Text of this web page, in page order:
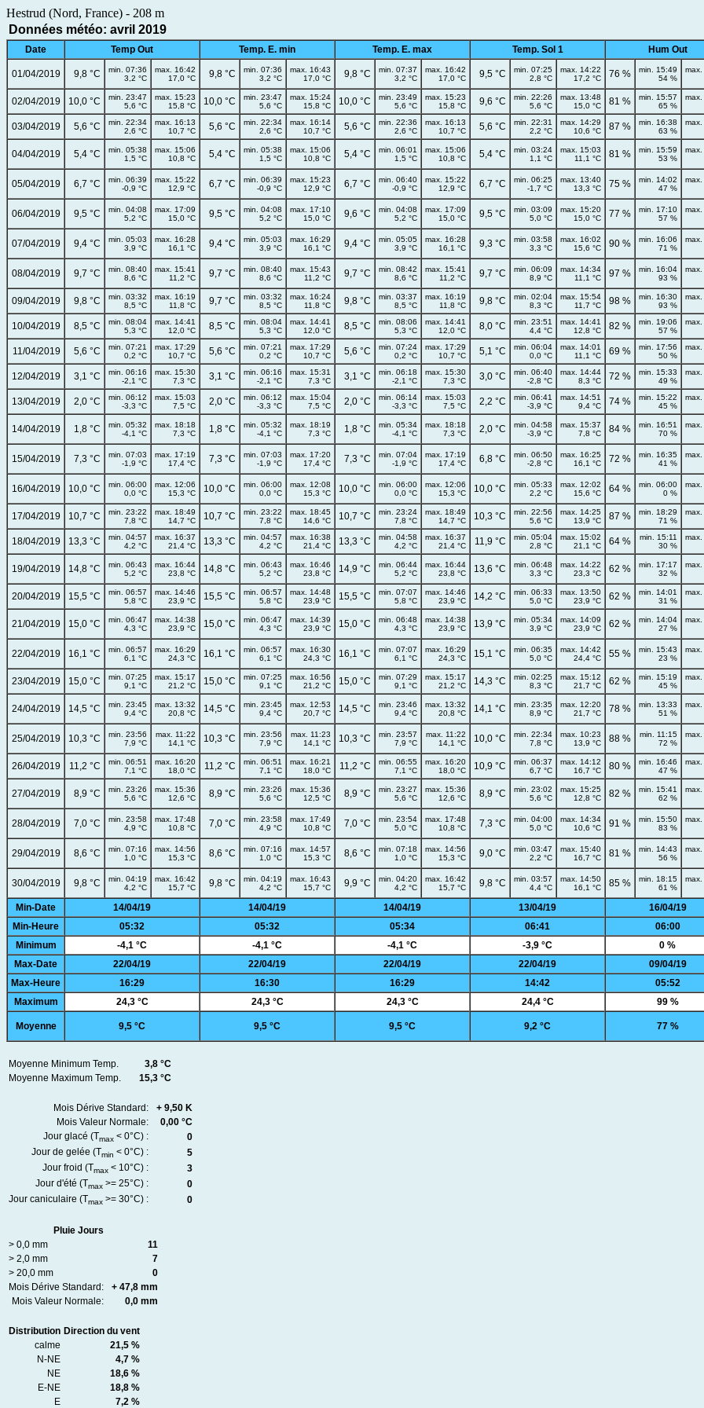
Hestrud (Nord, France) - 208 m
Données météo: avril 2019
Date Temp Out Temp. E. min Temp. E. max Temp. Sol 1 Hum Out
01/04/2019 9,8 °C
min. 07:36
3,2 °C
max. 16:42
17,0 °C
9,8 °C
min. 07:36
3,2 °C
max. 16:43
17,0 °C
9,8 °C
min. 07:37
3,2 °C
max. 16:42
17,0 °C
9,5 °C
min. 07:25
2,8 °C
max. 14:22
17,2 °C
76 %
min. 15:49
54 %
02/04/2019 10,0 °C
min. 23:47
5,6 °C
max. 15:23
15,8 °C
10,0 °C
min. 23:47
5,6 °C
max. 15:24
15,8 °C
10,0 °C
min. 23:49
5,6 °C
max. 15:23
15,8 °C
9,6 °C
min. 22:26
5,6 °C
max. 13:48
15,0 °C
81 %
min. 15:57
65 %
03/04/2019 5,6 °C
min. 22:34
2,6 °C
max. 16:13
10,7 °C
5,6 °C
min. 22:34
2,6 °C
max. 16:14
10,7 °C
5,6 °C
min. 22:36
2,6 °C
max. 16:13
10,7 °C
5,6 °C
min. 22:31
2,2 °C
max. 14:29
10,6 °C
87 %
min. 16:38
63 %
04/04/2019 5,4 °C
min. 05:38
1,5 °C
max. 15:06
10,8 °C
5,4 °C
min. 05:38
1,5 °C
max. 15:06
10,8 °C
5,4 °C
min. 06:01
1,5 °C
max. 15:06
10,8 °C
5,4 °C
min. 03:24
1,1 °C
max. 15:03
11,1 °C
81 %
min. 15:59
53 %
05/04/2019 6,7 °C
min. 06:39
-0,9 °C
max. 15:22
12,9 °C
6,7 °C
min. 06:39
-0,9 °C
max. 15:23
12,9 °C
6,7 °C
min. 06:40
-0,9 °C
max. 15:22
12,9 °C
6,7 °C
min. 06:25
-1,7 °C
max. 13:40
13,3 °C
75 %
min. 14:02
47 %
06/04/2019 9,5 °C
min. 04:08
5,2 °C
max. 17:09
15,0 °C
9,5 °C
min. 04:08
5,2 °C
max. 17:10
15,0 °C
9,6 °C
min. 04:08
5,2 °C
max. 17:09
15,0 °C
9,5 °C
min. 03:09
5,0 °C
max. 15:20
15,0 °C
77 %
min. 17:10
57 %
07/04/2019 9,4 °C
min. 05:03
3,9 °C
max. 16:28
16,1 °C
9,4 °C
min. 05:03
3,9 °C
max. 16:29
16,1 °C
9,4 °C
min. 05:05
3,9 °C
max. 16:28
16,1 °C
9,3 °C
min. 03:58
3,3 °C
max. 16:02
15,6 °C
90 %
min. 16:06
71 %
08/04/2019 9,7 °C
min. 08:40
8,6 °C
max. 15:41
11,2 °C
9,7 °C
min. 08:40
8,6 °C
max. 15:43
11,2 °C
9,7 °C
min. 08:42
8,6 °C
max. 15:41
11,2 °C
9,7 °C
min. 06:09
8,9 °C
max. 14:34
11,1 °C
97 %
min. 16:04
93 %
09/04/2019 9,8 °C
min. 03:32
8,5 °C
max. 16:19
11,8 °C
9,7 °C
min. 03:32
8,5 °C
max. 16:24
11,8 °C
9,8 °C
min. 03:37
8,5 °C
max. 16:19
11,8 °C
9,8 °C
min. 02:04
8,3 °C
max. 15:54
11,7 °C
98 %
min. 16:30
93 %
10/04/2019 8,5 °C
min. 08:04
5,3 °C
max. 14:41
12,0 °C
8,5 °C
min. 08:04
5,3 °C
max. 14:41
12,0 °C
8,5 °C
min. 08:06
5,3 °C
max. 14:41
12,0 °C
8,0 °C
min. 23:51
4,4 °C
max. 14:41
12,8 °C
82 %
min. 19:06
57 %
11/04/2019 5,6 °C
min. 07:21
0,2 °C
max. 17:29
10,7 °C
5,6 °C
min. 07:21
0,2 °C
max. 17:29
10,7 °C
5,6 °C
min. 07:24
0,2 °C
max. 17:29
10,7 °C
5,1 °C
min. 06:04
0,0 °C
max. 14:01
11,1 °C
69 %
min. 17:56
50 %
12/04/2019 3,1 °C
min. 06:16
-2,1 °C
max. 15:30
7,3 °C
3,1 °C
min. 06:16
-2,1 °C
max. 15:31
7,3 °C
3,1 °C
min. 06:18
-2,1 °C
max. 15:30
7,3 °C
3,0 °C
min. 06:40
-2,8 °C
max. 14:44
8,3 °C
72 %
min. 15:33
49 %
13/04/2019 2,0 °C
min. 06:12
-3,3 °C
max. 15:03
7,5 °C
2,0 °C
min. 06:12
-3,3 °C
max. 15:04
7,5 °C
2,0 °C
min. 06:14
-3,3 °C
max. 15:03
7,5 °C
2,2 °C
min. 06:41
-3,9 °C
max. 14:51
9,4 °C
74 %
min. 15:22
45 %
14/04/2019 1,8 °C
min. 05:32
-4,1 °C
max. 18:18
7,3 °C
1,8 °C
min. 05:32
-4,1 °C
max. 18:19
7,3 °C
1,8 °C
min. 05:34
-4,1 °C
max. 18:18
7,3 °C
2,0 °C
min. 04:58
-3,9 °C
max. 15:37
7,8 °C
84 %
min. 16:51
70 %
15/04/2019 7,3 °C
min. 07:03
-1,9 °C
max. 17:19
17,4 °C
7,3 °C
min. 07:03
-1,9 °C
max. 17:20
17,4 °C
7,3 °C
min. 07:04
-1,9 °C
max. 17:19
17,4 °C
6,8 °C
min. 06:50
-2,8 °C
max. 16:25
16,1 °C
72 %
min. 16:35
41 %
16/04/2019 10,0 °C
min. 06:00
0,0 °C
max. 12:06
15,3 °C
10,0 °C
min. 06:00
0,0 °C
max. 12:08
15,3 °C
10,0 °C
min. 06:00
0,0 °C
max. 12:06
15,3 °C
10,0 °C
min. 05:33
2,2 °C
max. 12:02
15,6 °C
64 %
min. 06:00
0 %
17/04/2019 10,7 °C
min. 23:22
7,8 °C
max. 18:49
14,7 °C
10,7 °C
min. 23:22
7,8 °C
max. 18:45
14,6 °C
10,7 °C
min. 23:24
7,8 °C
max. 18:49
14,7 °C
10,3 °C
min. 22:56
5,6 °C
max. 14:25
13,9 °C
87 %
min. 18:29
71 %
18/04/2019 13,3 °C
min. 04:57
4,2 °C
max. 16:37
21,4 °C
13,3 °C
min. 04:57
4,2 °C
max. 16:38
21,4 °C
13,3 °C
min. 04:58
4,2 °C
max. 16:37
21,4 °C
11,9 °C
min. 05:04
2,8 °C
max. 15:02
21,1 °C
64 %
min. 15:11
30 %
19/04/2019 14,8 °C
min. 06:43
5,2 °C
max. 16:44
23,8 °C
14,8 °C
min. 06:43
5,2 °C
max. 16:46
23,8 °C
14,9 °C
min. 06:44
5,2 °C
max. 16:44
23,8 °C
13,6 °C
min. 06:48
3,3 °C
max. 14:22
23,3 °C
62 %
min. 17:17
32 %
20/04/2019 15,5 °C
min. 06:57
5,8 °C
max. 14:46
23,9 °C
15,5 °C
min. 06:57
5,8 °C
max. 14:48
23,9 °C
15,5 °C
min. 07:07
5,8 °C
max. 14:46
23,9 °C
14,2 °C
min. 06:33
5,0 °C
max. 13:50
23,9 °C
62 %
min. 14:01
31 %
21/04/2019 15,0 °C
min. 06:47
4,3 °C
max. 14:38
23,9 °C
15,0 °C
min. 06:47
4,3 °C
max. 14:39
23,9 °C
15,0 °C
min. 06:48
4,3 °C
max. 14:38
23,9 °C
13,9 °C
min. 05:34
3,9 °C
max. 14:09
23,9 °C
62 %
min. 14:04
27 %
22/04/2019 16,1 °C
min. 06:57
6,1 °C
max. 16:29
24,3 °C
16,1 °C
min. 06:57
6,1 °C
max. 16:30
24,3 °C
16,1 °C
min. 07:07
6,1 °C
max. 16:29
24,3 °C
15,1 °C
min. 06:35
5,0 °C
max. 14:42
24,4 °C
55 %
min. 15:43
23 %
23/04/2019 15,0 °C
min. 07:25
9,1 °C
max. 15:17
21,2 °C
15,0 °C
min. 07:25
9,1 °C
max. 16:56
21,2 °C
15,0 °C
min. 07:29
9,1 °C
max. 15:17
21,2 °C
14,3 °C
min. 02:25
8,3 °C
max. 15:12
21,7 °C
62 %
min. 15:19
45 %
max.
24/04/2019 14,5 °C
min. 23:45
9,4 °C
max. 13:32
20,8 °C
14,5 °C
min. 23:45
9,4 °C
max. 12:53
20,7 °C
14,5 °C
min. 23:46
9,4 °C
max. 13:32
20,8 °C
14,1 °C
min. 23:35
8,9 °C
max. 12:20
21,7 °C
78 %
min. 13:33
51 %
25/04/2019 10,3 °C
min. 23:56
7,9 °C
max. 11:22
14,1 °C
10,3 °C
min. 23:56
7,9 °C
max. 11:23
14,1 °C
10,3 °C
min. 23:57
7,9 °C
max. 11:22
14,1 °C
10,0 °C
min. 22:34
7,8 °C
max. 10:23
13,9 °C
88 %
min. 11:15
72 %
26/04/2019 11,2 °C
min. 06:51
7,1 °C
max. 16:20
18,0 °C
11,2 °C
min. 06:51
7,1 °C
max. 16:21
18,0 °C
11,2 °C
min. 06:55
7,1 °C
max. 16:20
18,0 °C
10,9 °C
min. 06:37
6,7 °C
max. 14:12
16,7 °C
80 %
min. 16:46
47 %
27/04/2019 8,9 °C
min. 23:26
5,6 °C
max. 15:36
12,6 °C
8,9 °C
min. 23:26
5,6 °C
max. 15:36
12,5 °C
8,9 °C
min. 23:27
5,6 °C
max. 15:36
12,6 °C
8,9 °C
min. 23:02
5,6 °C
max. 15:25
12,8 °C
82 %
min. 15:41
62 %
28/04/2019 7,0 °C
min. 23:58
4,9 °C
max. 17:48
10,8 °C
7,0 °C
min. 23:58
4,9 °C
max. 17:49
10,8 °C
7,0 °C
min. 23:54
5,0 °C
max. 17:48
10,8 °C
7,3 °C
min. 04:00
5,0 °C
max. 14:34
10,6 °C
91 %
min. 15:50
83 %
29/04/2019 8,6 °C
min. 07:16
1,0 °C
max. 14:56
15,3 °C
8,6 °C
min. 07:16
1,0 °C
max. 14:57
15,3 °C
8,6 °C
min. 07:18
1,0 °C
max. 14:56
15,3 °C
9,0 °C
min. 03:47
2,2 °C
max. 15:40
16,7 °C
81 %
min. 14:43
56 %
30/04/2019 9,8 °C
min. 04:19
4,2 °C
max. 16:42
15,7 °C
9,8 °C
min. 04:19
4,2 °C
max. 16:43
15,7 °C
9,9 °C
min. 04:20
4,2 °C
max. 16:42
15,7 °C
9,8 °C
min. 03:57
4,4 °C
max. 14:50
16,1 °C
85 %
min. 18:15
61 %
Min-Date 14/04/19 14/04/19 14/04/19 13/04/19 16/04/19
Min-Heure
05:32 05:32 05:34 06:41 06:00
Minimum
-4,1 °C -4,1 °C -4,1 °C -3,9 °C 0 %
Max-Date
22/04/19 22/04/19 22/04/19 22/04/19 09/04/19
Max-Heure
16:29 16:30 16:29 14:42 05:52
Maximum
24,3 °C 24,3 °C 24,3 °C 24,4 °C 99 %
Moyenne 9,5 °C 9,5 °C 9,5 °C 9,2 °C 77 %
Moyenne Minimum Temp.
3,8 °C
Moyenne Maximum Temp.
15,3 °C
Mois Dérive Standard:
+ 9,50 K
Mois Valeur Normale:
0,00 °C
Jour glacé (Tmax < 0°C) :
0
Jour de gelée (Tmin < 0°C) :
5
Jour froid (Tmax < 10°C) :
3
Jour d'été (Tmax >= 25°C) :
0
Jour caniculaire (Tmax >= 30°C) : 0
Pluie Jours
> 0,0 mm
11
> 2,0 mm
7
> 20,0 mm
0
Mois Dérive Standard:
+ 47,8 mm
Mois Valeur Normale:
0,0 mm
Distribution Direction du vent
calme
21,5 %
N-NE
4,7 %
NE
18,6 %
E-NE
18,8 %
E
7,2 %